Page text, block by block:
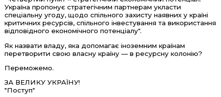
Україна пропонує стратегічним партнерам укласти
спеціальну угоду, щодо спільного захисту наявних у країні
критичних ресурсів, спільного інвестування та використання
відповідного економічного потенціалу".
Як назвати владу, яка допомагає іноземним країнам
перетворити свою власну країну — в ресурсну колонію?
Переможемо.
ЗА ВЕЛИКУ УКРАЇНУ!
"Поступ"